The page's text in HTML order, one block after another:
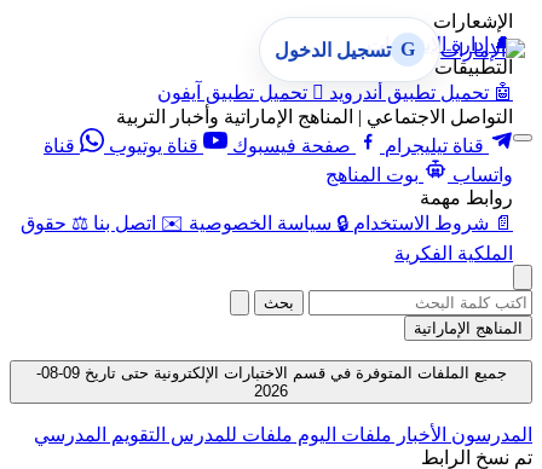
الإشعارات
🔔 إدارة الإشعارات
التطبيقات
🤖 تحميل تطبيق أندرويد  تحميل تطبيق آيفون
التواصل الاجتماعي | المناهج الإماراتية وأخبار التربية
قناة تيليجرام
صفحة فيسبوك قناة يوتيوب
قناة
واتساب
بوت المناهج
روابط مهمة
📄 شروط الاستخدام 🔒 سياسة الخصوصية ✉️ اتصل بنا ⚖️ حقوق
الملكية الفكرية
G تسجيل الدخول
بحث
المناهج الإماراتية
جميع الملفات المتوفرة في قسم الاختبارات الإلكترونية حتى تاريخ 09-08-
2026
المدرسون الأخبار ملفات اليوم ملفات للمدرس التقويم المدرسي
تم نسخ الرابط